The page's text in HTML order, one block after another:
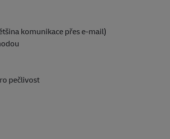
komunikace přes e-mail)
pečlivost